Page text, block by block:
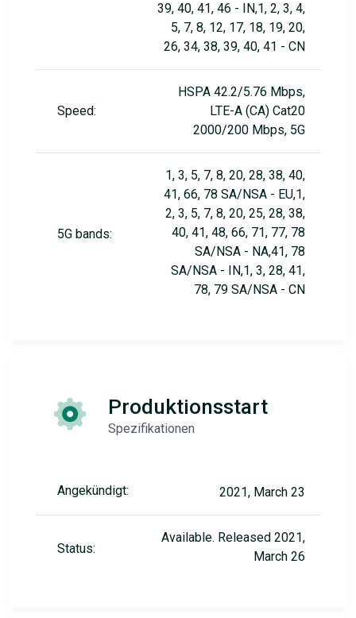
39, 40, 41, 46 - IN,1, 2, 3, 4,
5, 7, 8, 12, 17, 18, 19, 20,
26, 34, 38, 39, 40, 41 - CN
Speed:
HSPA 42.2/5.76 Mbps,
LTE-A (CA) Cat20
2000/200 Mbps, 5G
5G bands:
1, 3, 5, 7, 8, 20, 28, 38, 40,
41, 66, 78 SA/NSA - EU,1,
2, 3, 5, 7, 8, 20, 25, 28, 38,
40, 41, 48, 66, 71, 77, 78
SA/NSA - NA,41, 78
SA/NSA - IN,1, 3, 28, 41,
78, 79 SA/NSA - CN
Produktionsstart
Spezifikationen
Angekündigt: 2021, March 23
Status:
Available. Released 2021,
March 26